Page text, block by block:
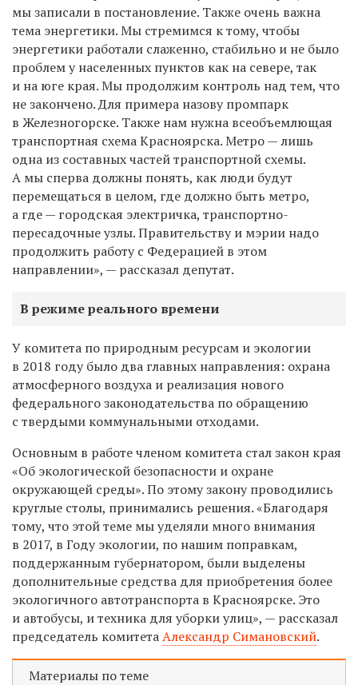
мы записали в постановление. Также очень важна
тема энергетики. Мы стремимся к тому, чтобы
энергетики работали слаженно, стабильно и не было
проблем у населенных пунктов как на севере, так
и на юге края. Мы продолжим контроль над тем, что
не закончено. Для примера назову промпарк
в Железногорске. Также нам нужна всеобъемлющая
транспортная схема Красноярска. Метро — лишь
одна из составных частей транспортной схемы.
А мы сперва должны понять, как люди будут
перемещаться в целом, где должно быть метро,
а где — городская электричка, транспортно-
пересадочные узлы. Правительству и мэрии надо
продолжить работу с Федерацией в этом
направлении», — рассказал депутат.
В режиме реального времени
У комитета по природным ресурсам и экологии
в 2018 году было два главных направления: охрана
атмосферного воздуха и реализация нового
федерального законодательства по обращению
с твердыми коммунальными отходами.
Основным в работе членом комитета стал закон края
«Об экологической безопасности и охране
окружающей среды». По этому закону проводились
круглые столы, принимались решения. «Благодаря
тому, что этой теме мы уделяли много внимания
в 2017, в Году экологии, по нашим поправкам,
поддержанным губернатором, были выделены
дополнительные средства для приобретения более
экологичного автотранспорта в Красноярске. Это
и автобусы, и техника для уборки улиц», — рассказал
председатель комитетаАлександр Симановский.
Материалы по теме